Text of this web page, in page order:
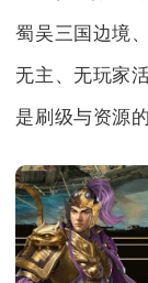
蜀吴三国边境
无主、无玩家
是刷级与资源